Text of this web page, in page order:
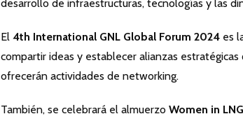
desarrollo de infraestructuras, tecnologías y las
El 4th International GNL Global Forum 2024 es
compartir ideas y establecer alianzas
ofrecerán actividades de networking.
También, se celebrará el almuerzo Women in